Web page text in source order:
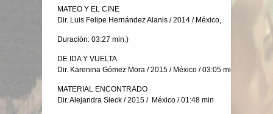
MATEO Y EL CINE
Dir. Luis Felipe Hernández Alanis / 2014 / México,
Duración: 03:27 min.)
DE IDA Y VUELTA
Dir. Karenina Gómez Mora / 2015 / México / 03:05 min
MATERIAL ENCONTRADO
Dir. Alejandra Sieck / 2015 / México / 01:48 min